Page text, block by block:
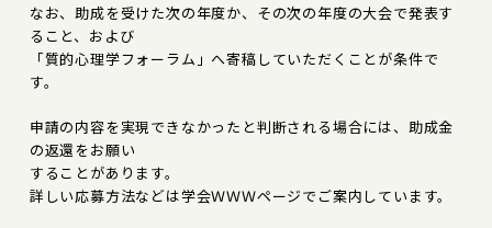
なお、助成を受けた次の年度か、その次の年度の大会で発表す
ること、および
「質的心理学フォーラム」へ寄稿していただくことが条件で
す。
申請の内容を実現できなかったと判断される場合には、助成金
の返還をお願い
することがあります。
詳しい応募方法などは学会ＷＷＷページでご案内しています。